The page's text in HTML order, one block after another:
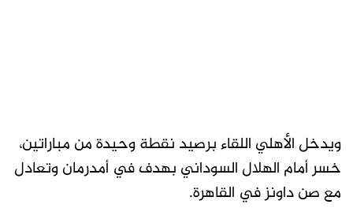
ويدخل الأهلي اللقاء برصيد نقطة وحيدة من مباراتين،
خسر أمام الهلال السوداني بهدف في أمدرمان وتعادل
مع صن داونز في القاهرة.